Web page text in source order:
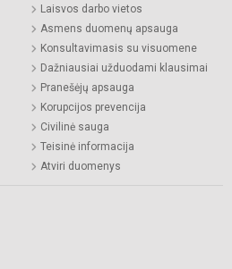
Laisvos darbo vietos
Asmens duomenų apsauga
Konsultavimasis su visuomene
Dažniausiai užduodami klausimai
Pranešėjų apsauga
Korupcijos prevencija
Civilinė sauga
Teisinė informacija
Atviri duomenys